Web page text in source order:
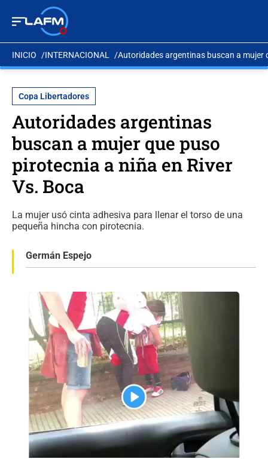
INICIO INTERNACIONAL Autoridades argentinas buscan a mujer
Copa Libertadores
Autoridades argentinas
buscan a mujer que puso
pirotecnia a niña en River
Vs. Boca
La mujer usó cinta adhesiva para llenar el torso de una
pequeña hincha con pirotecnia.
Germán Espejo